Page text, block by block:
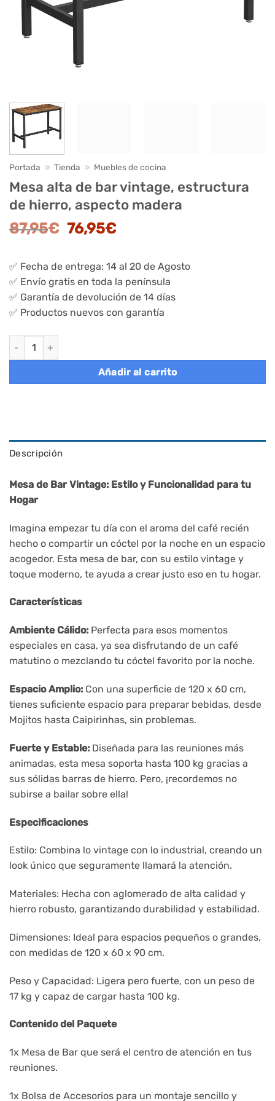
Portada » Tienda » Muebles de cocina
Mesa alta de bar vintage, estructura
de hierro, aspecto madera
87,95€ El
era:
87,95€.
76,95€El
es:
76,95€.
✅ Fecha de entrega: 14 al 20 de Agosto
✅ Envío gratis en toda la península
✅ Garantía de devolución de 14 días
✅ Productos nuevos con garantía
Mesa alta de bar vintage, estructura de hierro, aspecto
Añadir al carrito
Descripción
Mesa de Bar Vintage: Estilo y Funcionalidad para tu
Hogar
Imagina empezar tu día con el aroma del café recién
hecho o compartir un cóctel por la noche en un espacio
acogedor. Esta mesa de bar, con su estilo vintage y
toque moderno, te ayuda a crear justo eso en tu hogar.
Características
Ambiente Cálido: Perfecta para esos momentos
especiales en casa, ya sea disfrutando de un café
matutino o mezclando tu cóctel favorito por la noche.
Espacio Amplio: Con una superficie de 120 x 60 cm,
tienes suficiente espacio para preparar bebidas, desde
Mojitos hasta Caipirinhas, sin problemas.
Fuerte y Estable: Diseñada para las reuniones más
animadas, esta mesa soporta hasta 100 kg gracias a
sus sólidas barras de hierro. Pero, ¡recordemos no
subirse a bailar sobre ella!
Especificaciones
Estilo: Combina lo vintage con lo industrial, creando un
look único que seguramente llamará la atención.
Materiales: Hecha con aglomerado de alta calidad y
hierro robusto, garantizando durabilidad y estabilidad.
Dimensiones: Ideal para espacios pequeños o grandes,
con medidas de 120 x 60 x 90 cm.
Peso y Capacidad: Ligera pero fuerte, con un peso de
17 kg y capaz de cargar hasta 100 kg.
Contenido del Paquete
1x Mesa de Bar que será el centro de atención en tus
reuniones.
1x Bolsa de Accesorios para un montaje sencillo y